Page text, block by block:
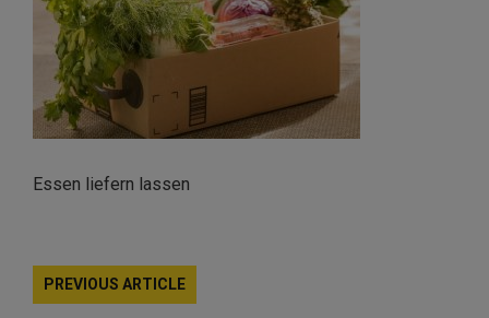
Essen liefern lassen
PREVIOUS ARTICLE